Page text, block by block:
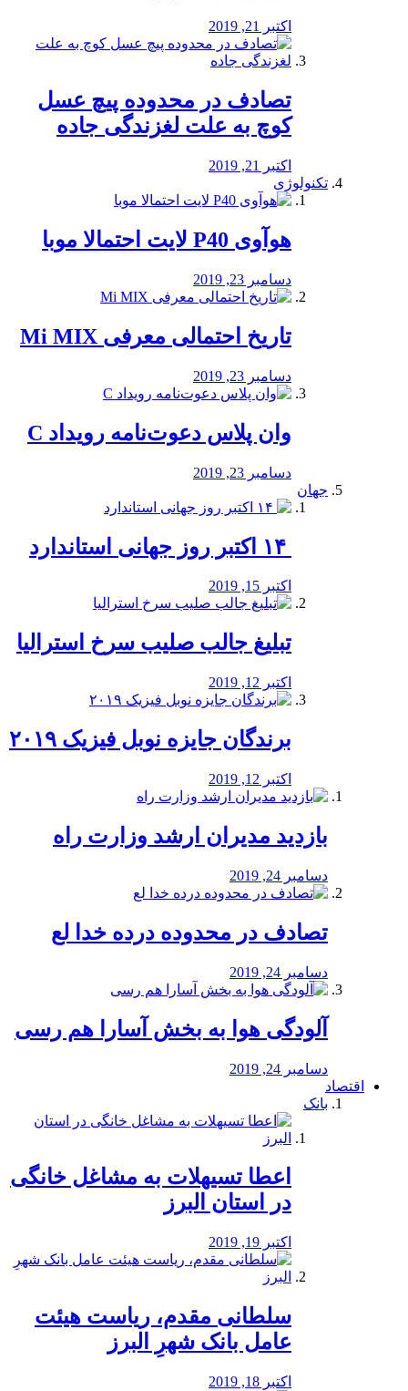
اکتبر 21, 2019
تصادف در محدوده پیچ عسل
کوچ به علت لغزندگی جاده
اکتبر 21, 2019
تکنولوژی
هوآوی P40 لایت احتمالا موبا
دسامبر 23, 2019
تاریخ احتمالی معرفی Mi MIX
دسامبر 23, 2019
وان پلاس دعوت‌نامه رویداد C
دسامبر 23, 2019
جهان
اکتبر 15, 2019
تبلیغ جالب صلیب سرخ استرالیا
اکتبر 12, 2019
برندگان جایزه نوبل فیزیک ۲۰۱۹
اکتبر 12, 2019
بازدید مدیران ارشد وزارت راه
دسامبر 24, 2019
تصادف در محدوده درده خدا لع
دسامبر 24, 2019
آلودگی هوا به بخش آسارا هم رسی
دسامبر 24, 2019
اقتصاد
بانک
️اعطا تسیهلات به مشاغل خانگی
در استان البرز
اکتبر 19, 2019
سلطانی مقدم، ریاست هیئت
عامل بانک شهرِ البرز
اکتبر 18, 2019